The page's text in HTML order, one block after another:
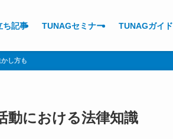
ち記事 TUNAGセミナー TUNAGガイド
し方も
動における法律知識